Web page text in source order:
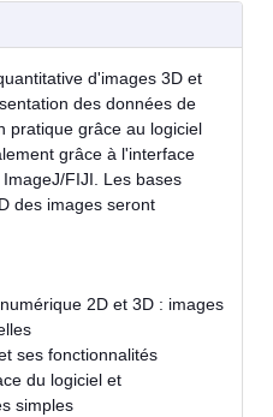
d'images 3D et
des données de
pratique grâce au logiciel
grâce à l'interface
FIJI. Les bases
des images seront
2D et 3D : images
ses fonctionnalités
du logiciel et
simples